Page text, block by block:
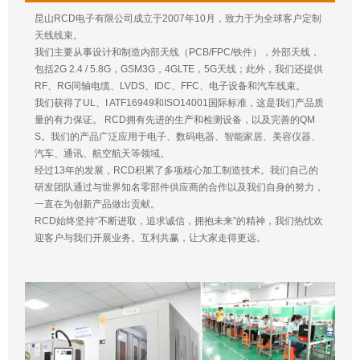
昆山RCD电子有限公司成立于2007年10月，致力于为全球客户定制
天线线束。
我们主要从事设计和制造内部天线（PCB/FPC/铁件），外部天线，
包括2G 2.4 / 5.8G，GSM3G，4GLTE，5G天线；此外，我们还提供
RF、RG同轴电缆、LVDS、IDC、FFC、电子设备和汽车线束。
我们获得了UL、I ATF16949和ISO14001国际标准，这是我们产品质
量的有力保证。 RCD拥有先进的生产和检测设备，以及完善的QM
S。我们的产品广泛应用于电子、数码电器、智能家居、美容仪器、
汽车、通讯、航空航天等领域。
经过13年的发展，RCD积累了多项核心加工制造技术。我们自己的
研发团队通过与世界知名零部件供应商的合作以及我们自身的努力，
一直在为创新产品做出贡献。
RCD始终坚持“不断进取，追求诚信，拥抱未来”的精神，我们热忱欢
迎客户与我们开展业务。互利共赢，让大家走得更远。